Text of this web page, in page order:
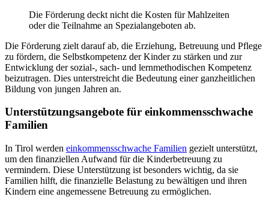
Die Förderung deckt nicht die Kosten für Mahlzeiten
oder die Teilnahme an Spezialangeboten ab.
Die Förderung zielt darauf ab, die Erziehung, Betreuung und Pflege
zu fördern, die Selbstkompetenz der Kinder zu stärken und zur
Entwicklung der sozial-, sach- und lernmethodischen Kompetenz
beizutragen. Dies unterstreicht die Bedeutung einer ganzheitlichen
Bildung von jungen Jahren an.
Unterstützungsangebote für einkommensschwache
Familien
In Tirol werden einkommensschwache Familien gezielt unterstützt,
um den finanziellen Aufwand für die Kinderbetreuung zu
vermindern. Diese Unterstützung ist besonders wichtig, da sie
Familien hilft, die finanzielle Belastung zu bewältigen und ihren
Kindern eine angemessene Betreuung zu ermöglichen.